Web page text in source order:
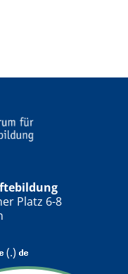
Platz 6-8
(.)